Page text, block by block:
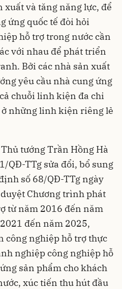
xuất và tăng năng lực, để
ứng quốc tế đòi hỏi
hỗ trợ trong nước cần
với nhau để phát triển
Bởi các nhà sản xuất
yêu cầu nhà cung ứng
chuỗi linh kiện đa chi
những linh kiện riêng lẻ
tướng Trần Hồng Hà
QĐ-TTg sửa đổi, bổ sung
số 68/QĐ-TTg ngày
Chương trình phát
từ năm 2016 đến năm
đến năm 2025,
công nghiệp hỗ trợ thực
nghiệp công nghiệp hỗ
sản phẩm cho khách
xúc tiến thu hút đầu